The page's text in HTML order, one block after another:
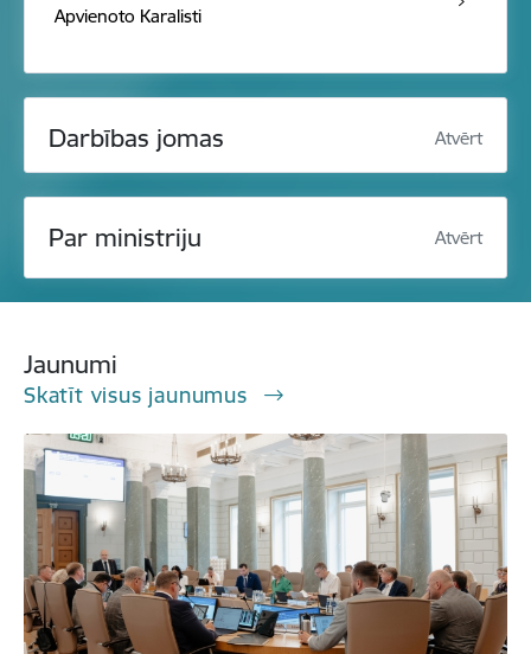
Apvienoto Karalisti
Darbības jomas Atvērt
Par ministriju Atvērt
Jaunumi
Skatīt visus jaunumus